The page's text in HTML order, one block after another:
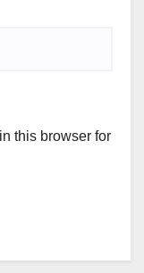
this browser for